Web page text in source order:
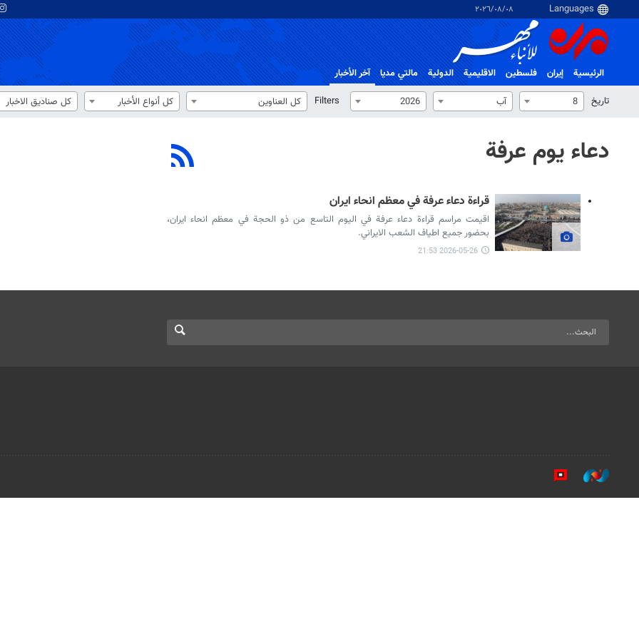
٠٨‏/٠٨‏/٢٠٢٦
الرئيسية إيران فلسطین الاقلیمیة الدولية مالتي مدیا
آخر الأخبار
تاریخ
8 آب 2026
Filters كل العناوين كل أنواع الأخبار كل صناديق الاخبار
دعاء يوم عرفة
قراءة دعاء عرفة في معظم انحاء ايران
اقيمت مراسم قراءة دعاء عرفة في اليوم التاسع من ذو الحجة في معظم انحاء ايران،
بحضور جميع اطياف الشعب الايراني.
2026-05-26 21:53